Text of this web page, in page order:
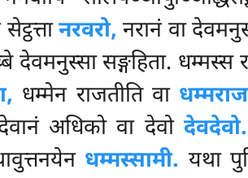
नरवरो, नरानं वा
देवमनुस्सा सङ्गहिता. धम्मस्स
धम्मेन राजतीति वा
अधिको वा देवोदेवदेवो.
धम्मस्सामी. यथा